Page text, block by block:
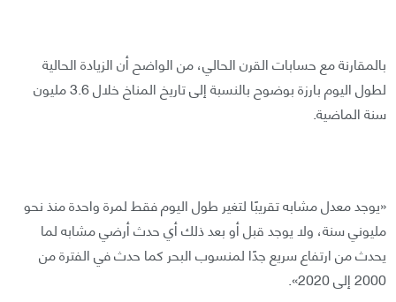
بالمقارنة مع حسابات القرن الحالي، من الواضح أن الزيادة الحالية
لطول اليوم بارزة بوضوح بالنسبة إلى تاريخ المناخ خلال 3.6 مليون
سنة الماضية.
«يوجد معدل مشابه تقريبًا لتغير طول اليوم فقط لمرة واحدة منذ نحو
مليوني سنة، ولا يوجد قبل أو بعد ذلك أي حدث أرضي مشابه لما
يحدث من ارتفاع سريع جدًا لمنسوب البحر كما حدث في الفترة من
2000 إلى 2020».